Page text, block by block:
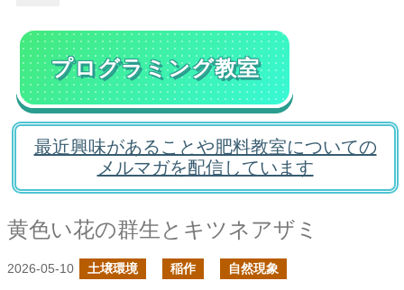
プログラミング教室
最近興味があることや肥料教室についての
メルマガを配信しています
黄色い花の群生とキツネアザミ
2026-05-10 土壌環境 稲作 自然現象